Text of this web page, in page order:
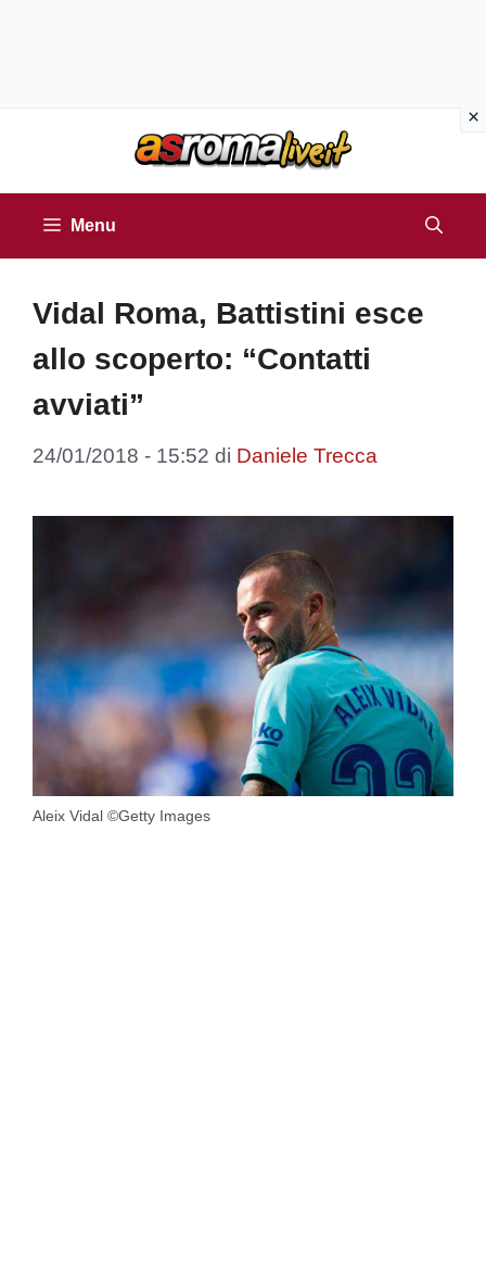
Menu
Vidal Roma, Battistini esce
allo scoperto: “Contatti
avviati”
24/01/2018 - 15:52 di Daniele Trecca
Aleix Vidal ©Getty Images